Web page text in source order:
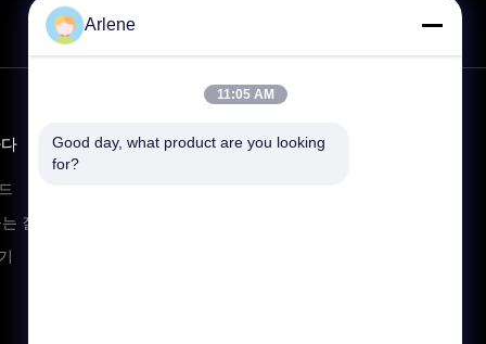
질문
연락하다
Arlene
11:05 AM
Good day, what product are you looking
for?